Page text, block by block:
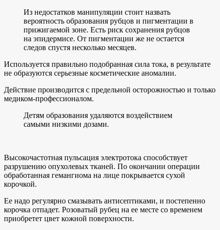
Из недостатков манипуляции стоит назвать
вероятность образования рубцов и пигментации в
прижигаемой зоне. Есть риск сохранения рубцов
на эпидермисе. От пигментации же не остается
следов спустя несколько месяцев.
Используется правильно подобранная сила тока, в результате
не образуются серьезные косметические аномалии.
Действие производится с предельной осторожностью и только
медиком-профессионалом.
Детям образования удаляются воздействием
самыми низкими дозами.
Высокочастотная пульсация электротока способствует
разрушению опухолевых тканей. По окончании операции
обработанная гемангиома на лице покрывается сухой
корочкой.
Ее надо регулярно смазывать антисептиками, и постепенно
корочка отпадет. Розоватый рубец на ее месте со временем
приобретет цвет кожной поверхности.